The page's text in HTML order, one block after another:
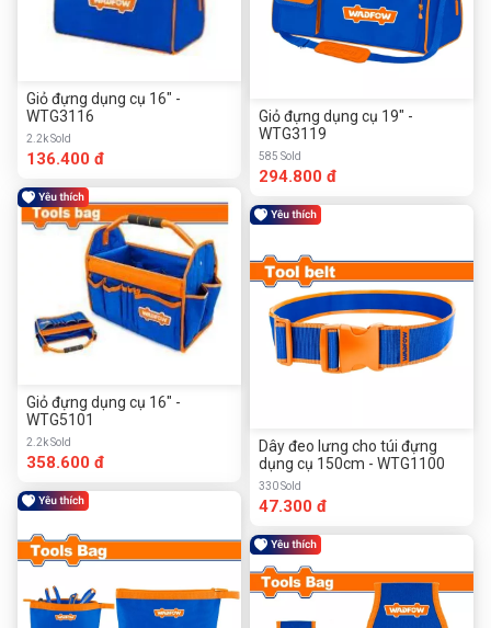
Giỏ đựng dụng cụ 16" -
WTG3116
2.2k Sold
136.400 đ
Giỏ đựng dụng cụ 16" -
WTG5101
2.2k Sold
358.600 đ
Giỏ đựng dụng cụ 19" -
WTG3119
585 Sold
294.800 đ
Dây đeo lưng cho túi đựng
dụng cụ 150cm - WTG1100
330 Sold
47.300 đ